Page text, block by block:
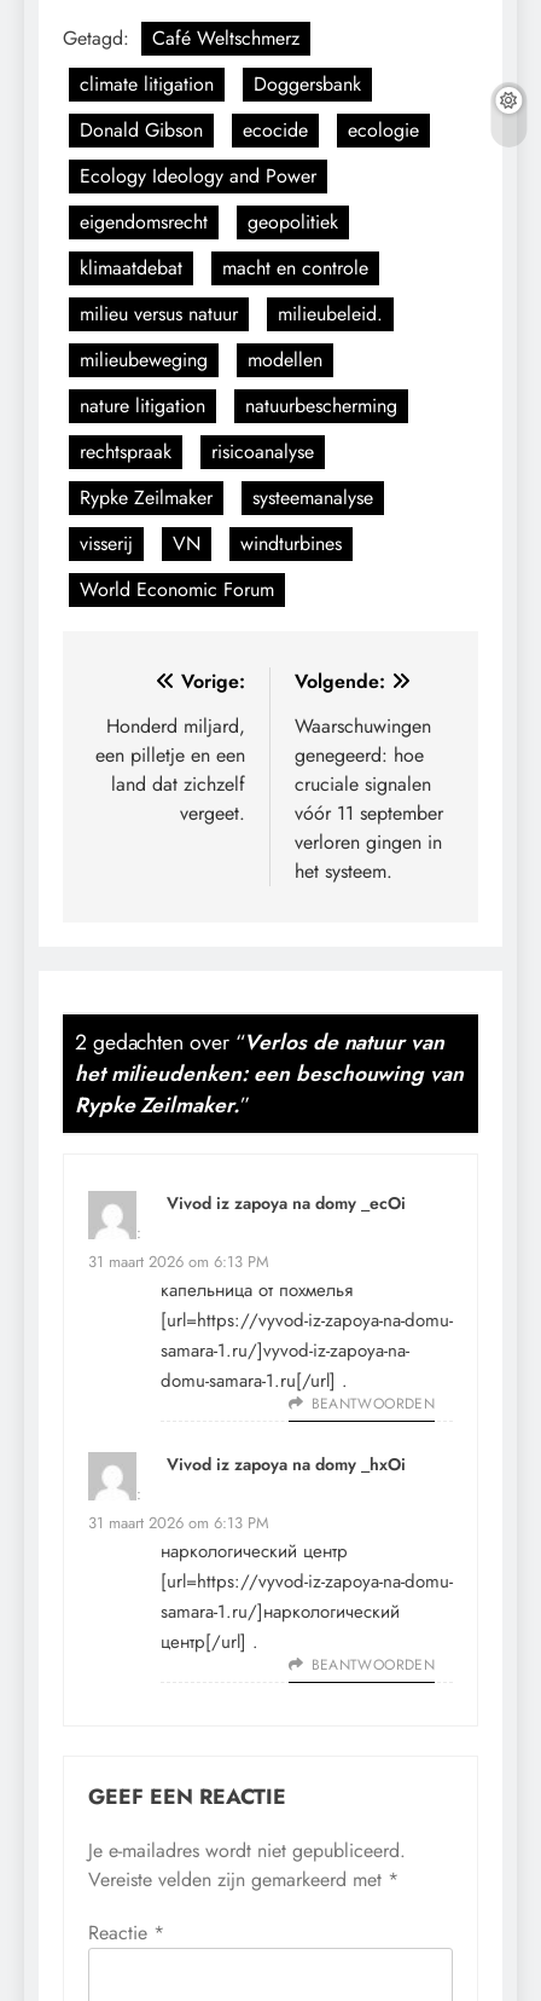
Getagd:
Café Weltschmerz
climate litigation
Doggersbank
Donald Gibson
ecocide
ecologie
Ecology Ideology and Power
eigendomsrecht
geopolitiek
klimaatdebat
macht en controle
milieu versus natuur
milieubeleid.
milieubeweging
modellen
nature litigation
natuurbescherming
rechtspraak
risicoanalyse
Rypke Zeilmaker
systeemanalyse
visserij
VN
windturbines
World Economic Forum
Bericht
navigatie
Vorige:
Honderd miljard,
een pilletje en een
land dat zichzelf
vergeet.
Volgende:
Waarschuwingen
genegeerd: hoe
cruciale signalen
vóór 11 september
verloren gingen in
het systeem.
2 gedachten over “Verlos de natuur van
het milieudenken: een beschouwing van
Rypke Zeilmaker.”
Vivod iz zapoya na domy _ecOi
schreef:
31 maart 2026 om 6:13 PM
капельница от похмелья
[url=https://vyvod-iz-zapoya-na-domu-
samara-1.ru/]vyvod-iz-zapoya-na-
domu-samara-1.ru[/url] .
BEANTWOORDEN
Vivod iz zapoya na domy _hxOi
schreef:
31 maart 2026 om 6:13 PM
наркологический центр
[url=https://vyvod-iz-zapoya-na-domu-
samara-1.ru/]наркологический
центр[/url] .
BEANTWOORDEN
GEEF EEN REACTIE
Je e-mailadres wordt niet gepubliceerd.
Vereiste velden zijn gemarkeerd met *
Reactie *